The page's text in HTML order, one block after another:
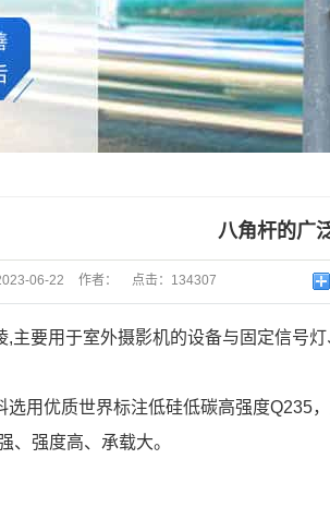
八角杆的广
06-22 作者： 点击： 134307
,主要用于室外摄影机的设备与固定信号
选用优质世界标注低硅低碳高强度Q235
、强度高、承载大。